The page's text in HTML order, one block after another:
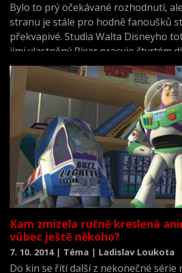
Bylo to prý očekávané rozhodnutí,
stranu je stále pro hodně fanoušků
překvapivé. Studia Walta Disneyho
jimi vlastněný Pixar pracuje čtvrtém
režíruje jej John Lasseter
Kam zmizela ručně kreslená
vůbec ještě někoho?
7. 10. 2014 | Téma | Ladislav Loukota
Do kin se řítí další z nekonečné série